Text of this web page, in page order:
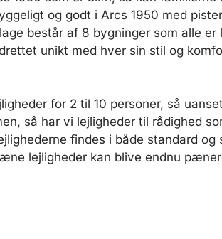
og godt i Arcs 1950 med
består af 8 bygninger som alle er
unikt med hver sin stil og
for 2 til 10 personer, så
så har vi lejligheder til rådighed
findes i både standard og
lejligheder kan blive endnu